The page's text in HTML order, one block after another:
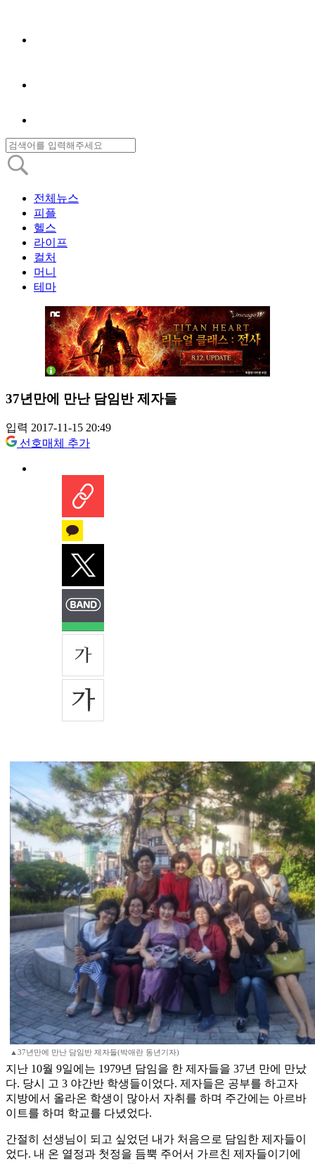
전체뉴스
피플
헬스
라이프
컬처
머니
테마
37년만에 만난 담임반 제자들
입력 2017-11-15 20:49
선호매체 추가
▲37년만에 만난 담임반 제자들(박애란 동년기자)
지난 10월 9일에는 1979년 담임을 한 제자들을 37년 만에 만났
다. 당시 고 3 야간반 학생들이었다. 제자들은 공부를 하고자
지방에서 올라온 학생이 많아서 자취를 하며 주간에는 아르바
이트를 하며 학교를 다녔었다.
간절히 선생님이 되고 싶었던 내가 처음으로 담임한 제자들이
었다. 내 온 열정과 첫정을 듬뿍 주어서 가르친 제자들이기에